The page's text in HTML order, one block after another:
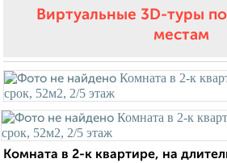
Виртуальные 3D-туры
местам
Комната в 2-к квартире, на